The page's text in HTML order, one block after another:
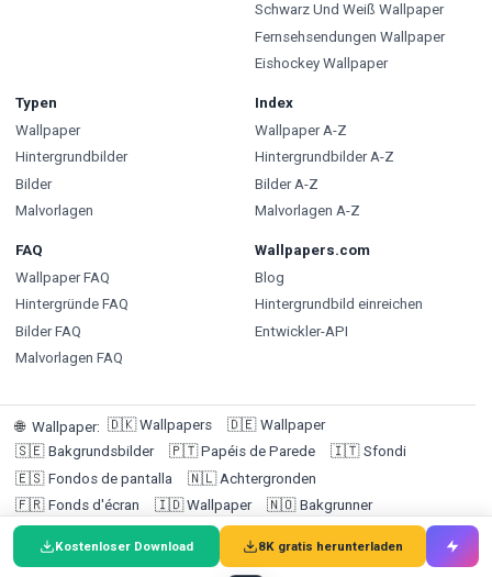
Kostenloser Download 8K gratis herunterladen
Schwarz Und Weiß Wallpaper
Fernsehsendungen Wallpaper
Eishockey Wallpaper
Typen
Wallpaper
Hintergrundbilder
Bilder
Malvorlagen
Index
Wallpaper A-Z
Hintergrundbilder A-Z
Bilder A-Z
Malvorlagen A-Z
FAQ
Wallpaper FAQ
Hintergründe FAQ
Bilder FAQ
Malvorlagen FAQ
Wallpapers.com
Blog
Hintergrundbild einreichen
Entwickler-API
🌐 Wallpaper: 🇩🇰 Wallpapers 🇩🇪 Wallpaper
🇸🇪 Bakgrundsbilder 🇵🇹 Papéis de Parede 🇮🇹 Sfondi
🇪🇸 Fondos de pantalla 🇳🇱 Achtergronden
🇫🇷 Fonds d'écran 🇮🇩 Wallpaper 🇳🇴 Bakgrunner
🇫🇮